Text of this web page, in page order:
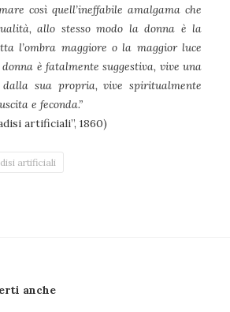
così quell’ineffabile amalgama che
allo stesso modo la donna è la
l’ombra maggiore o la maggior luce
è fatalmente suggestiva, vive una
sua propria, vive spiritualmente
e feconda.”
artificiali”, 1860)
artificiali
anche